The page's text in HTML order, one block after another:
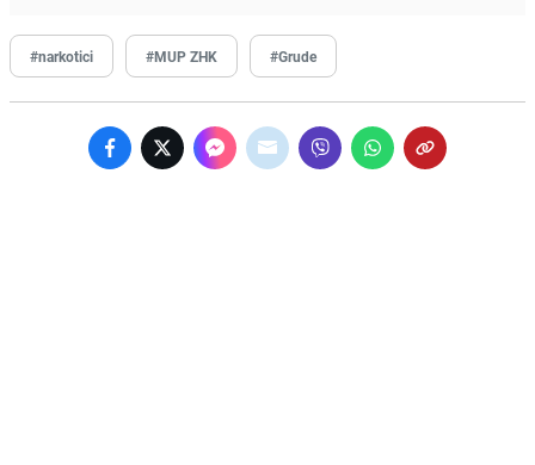
#narkotici #MUP ZHK #Grude